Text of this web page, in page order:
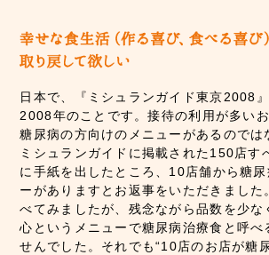
日本で、『ミシュランガイド東京2008
2008年のことです。接待の利用が多いお
糖尿病の方向けのメニューがあるのでは
ミシュランガイドに掲載された150店す
に手紙を出したところ、10店舗から糖尿
ーがありますとお返事をいただきました
べてみましたが、残念ながら品数を少な
心というメニューで糖尿病治療食と呼べ
せんでした。それでも“10店のお店が糖